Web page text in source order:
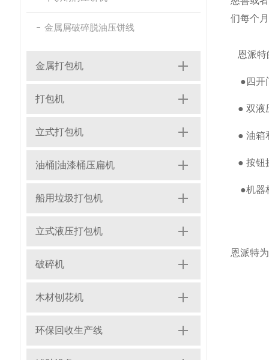
金属屑破碎脱油压饼线
金属打包机
打包机
立式打包机
油桶|油漆桶压扁机
船用垃圾打包机
立式液压打包机
破碎机
木材刨花机
环保回收生产线
们每个
恩派特
●四开
● 双液
● 油箱
● 按钮
●机器
恩派特